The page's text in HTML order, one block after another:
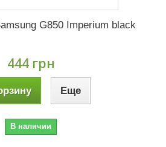
G850 Imperium black
444 грн
Еще
В наличии